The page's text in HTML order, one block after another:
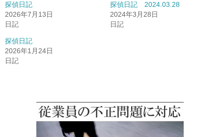
探偵日記
2026年7月13日
日記
探偵日記 2024.03.28
2024年3月28日
日記
探偵日記
2026年1月24日
日記